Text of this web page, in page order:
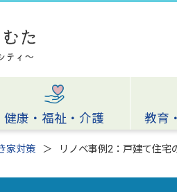
健康・福祉・介護 教育
家対策 リノベ事例2：戸建て住宅